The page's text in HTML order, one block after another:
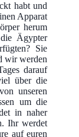
habt und
Apparat
herum
Ägypter
Sie
wir werden
darauf
über die
unseren
um die
in naher
Ihr werdet
auf euren